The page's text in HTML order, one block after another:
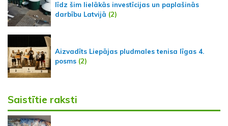
līdz šim lielākās investīcijas un paplašinās
darbību Latvijā (2)
Aizvadīts Liepājas pludmales tenisa līgas 4.
posms (2)
Saistītie raksti